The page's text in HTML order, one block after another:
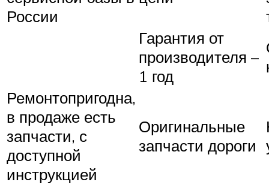
России
Гарантия от
производителя –
1 год
Ремонтопригодна,
в продаже есть
запчасти, с
доступной
инструкцией
Оригинальные
запчасти дороги